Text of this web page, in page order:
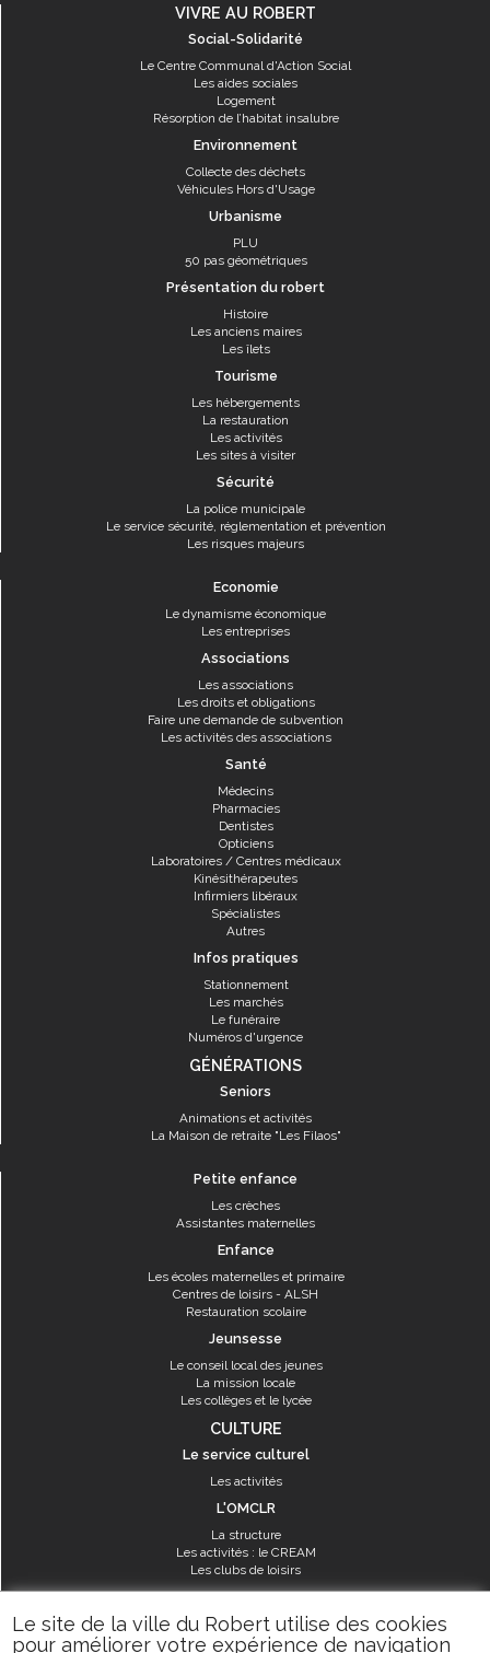
Le site de la ville du Robert utilise des cookies
pour améliorer votre expérience de navigation
VIVRE AU ROBERT
Social-Solidarité
Le Centre Communal d'Action Social
Les aides sociales
Logement
Résorption de l’habitat insalubre
Environnement
Collecte des déchets
Véhicules Hors d'Usage
Urbanisme
PLU
50 pas géométriques
Présentation du robert
Histoire
Les anciens maires
Les îlets
Tourisme
Les hébergements
La restauration
Les activités
Les sites à visiter
Sécurité
La police municipale
Le service sécurité, réglementation et prévention
Les risques majeurs
Economie
Le dynamisme économique
Les entreprises
Associations
Les associations
Les droits et obligations
Faire une demande de subvention
Les activités des associations
Santé
Médecins
Pharmacies
Dentistes
Opticiens
Laboratoires / Centres médicaux
Kinésithérapeutes
Infirmiers libéraux
Spécialistes
Autres
Infos pratiques
Stationnement
Les marchés
Le funéraire
Numéros d'urgence
GÉNÉRATIONS
Seniors
Animations et activités
La Maison de retraite "Les Filaos"
Petite enfance
Les crèches
Assistantes maternelles
Enfance
Les écoles maternelles et primaire
Centres de loisirs - ALSH
Restauration scolaire
Jeunsesse
Le conseil local des jeunes
La mission locale
Les collèges et le lycée
CULTURE
Le service culturel
Les activités
L'OMCLR
La structure
Les activités : le CREAM
Les clubs de loisirs
SPORT
Les équipements sportifs